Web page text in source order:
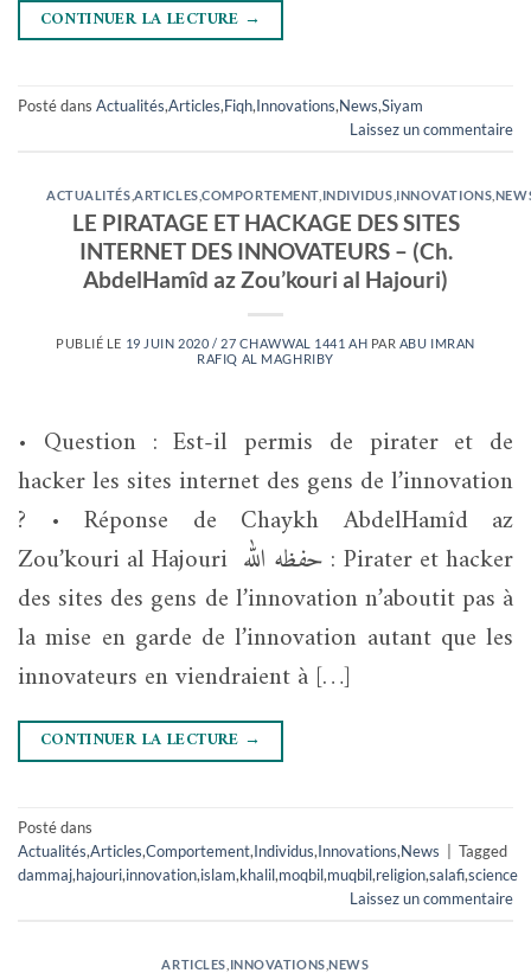
CONTINUER LA LECTURE →
Posté dans Actualités,Articles,Fiqh,Innovations,News,Siyam
Laissez un commentaire
ACTUALITÉS ,ARTICLES ,COMPORTEMENT, INDIVIDUS INNOVATIONS
LE PIRATAGE ET HACKAGE DES SITES
INTERNET DES INNOVATEURS – (Ch.
AbdelHamîd az Zou’kouri al Hajouri)
PUBLIÉ LE 19 JUIN 2020 / 27 CHAWWAL 1441 AH PAR ABU IMRAN
RAFIQ AL MAGHRIBY
• Question : Est-il permis de pirater et de
hacker les sites internet des gens de l’innovation
? • Réponse de Chaykh AbdelHamîd az
Zou’kouri al Hajouri حفظه الله : Pirater et hacker
des sites des gens de l’innovation n’aboutit pas à
la mise en garde de l’innovation autant que les
innovateurs en viendraient à […]
CONTINUER LA LECTURE →
Posté dans
Actualités,Articles,Comportement,Individus,Innovations,News
Tagged
dammaj,hajouri,innovation,islam,khalil,moqbil,muqbil,religion,salafi,science
Laissez un commentaire
ARTICLES INNOVATIONS ,NEWS